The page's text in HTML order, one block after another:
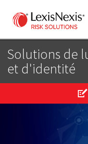
Solutions de
et d'identité